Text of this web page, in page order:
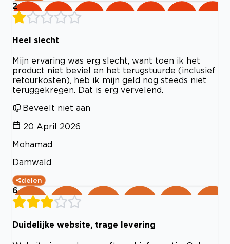
2
Heel slecht
Mijn ervaring was erg slecht, want toen ik het
product niet beviel en het terugstuurde (inclusief
retourkosten), heb ik mijn geld nog steeds niet
teruggekregen. Dat is erg vervelend.
Beveelt niet aan
20 April 2026
Mohamad
Damwald
delen
6
Duidelijke website, trage levering